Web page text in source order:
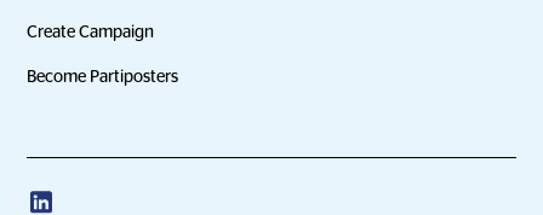
Create Campaign
Become Partiposters